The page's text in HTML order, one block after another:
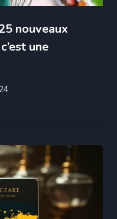
nouveaux
une